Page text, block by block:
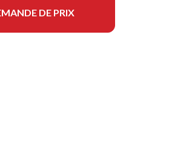
DE PRIX